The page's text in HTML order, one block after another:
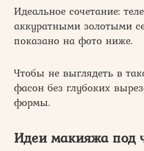
Идеальное сочетание:
аккуратными золотыми
показано на фото ниже.
Чтобы не выглядеть в
фасон без глубоких
формы.
Идеи макияжа под